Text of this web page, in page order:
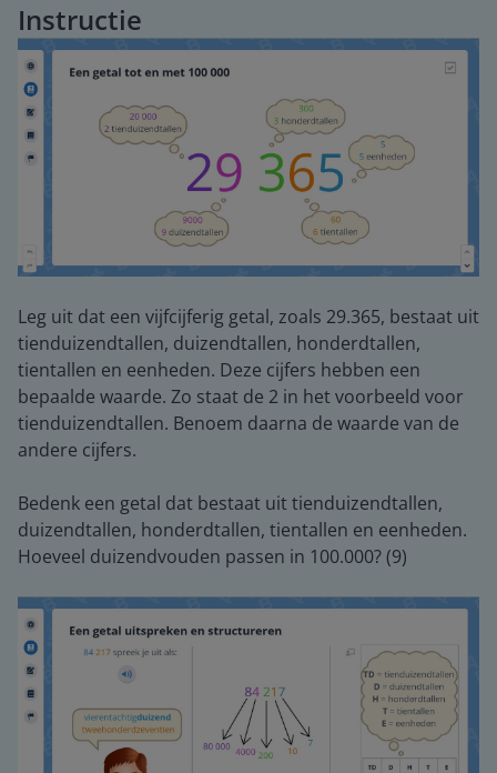
Instructie
Leg uit dat een vijfcijferig getal, zoals 29.365, bestaat uit
tienduizendtallen, duizendtallen, honderdtallen,
tientallen en eenheden. Deze cijfers hebben een
bepaalde waarde. Zo staat de 2 in het voorbeeld voor
tienduizendtallen. Benoem daarna de waarde van de
andere cijfers.
Bedenk een getal dat bestaat uit tienduizendtallen,
duizendtallen, honderdtallen, tientallen en eenheden.
Hoeveel duizendvouden passen in 100.000? (9)